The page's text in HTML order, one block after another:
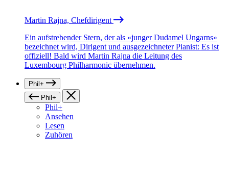
Martin Rajna, Chefdirigent
Ein aufstrebender Stern, der als «junger Dudamel Ungarns»
bezeichnet wird, Dirigent und ausgezeichneter Pianist: Es ist
offiziell! Bald wird Martin Rajna die Leitung des
Luxembourg Philharmonic übernehmen.
Phil+
Phil+
Phil+
Ansehen
Lesen
Zuhören